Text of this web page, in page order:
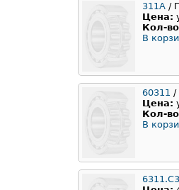
311А /
Цена:
Кол-
В
60311 /
Цена:
Кол-
В
6311.C3